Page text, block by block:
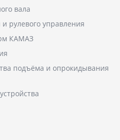
вала
рулевого управления
КАМАЗ
подъёма и опрокидывания